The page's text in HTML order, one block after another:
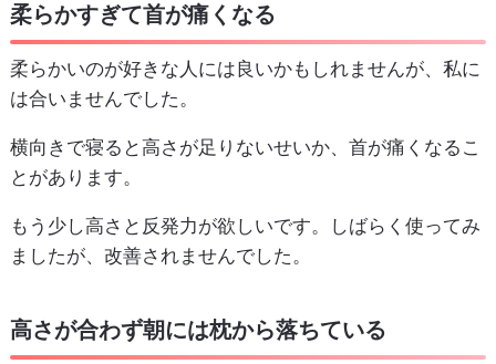
柔らかすぎて首が痛くなる
柔らかいのが好きな人には良いかもしれませんが、私に
は合いませんでした。
横向きで寝ると高さが足りないせいか、首が痛くなるこ
とがあります。
もう少し高さと反発力が欲しいです。しばらく使ってみ
ましたが、改善されませんでした。
高さが合わず朝には枕から落ちている